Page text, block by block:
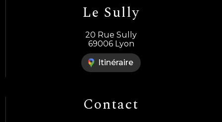
Le Sully
20 Rue Sully
69006 Lyon
Itinéraire
Contact